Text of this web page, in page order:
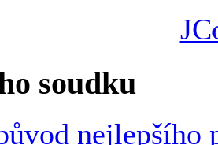
soudku
nejlepšího